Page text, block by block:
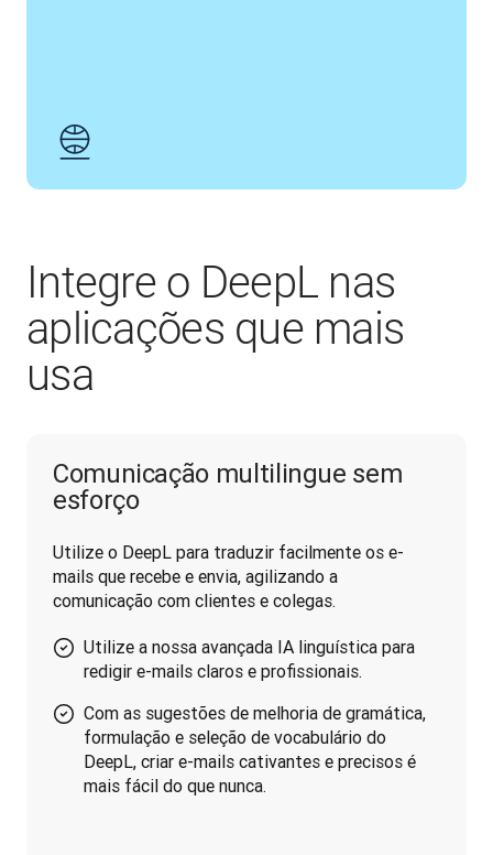
Integre o DeepL nas
aplicações que mais
usa
Comunicação multilingue sem
esforço
Utilize o DeepL para traduzir facilmente os e-
mails que recebe e envia, agilizando a
comunicação com clientes e colegas.
Utilize a nossa avançada IA linguística para
redigir e-mails claros e profissionais.
Com as sugestões de melhoria de gramática,
formulação e seleção de vocabulário do
DeepL, criar e-mails cativantes e precisos é
mais fácil do que nunca.